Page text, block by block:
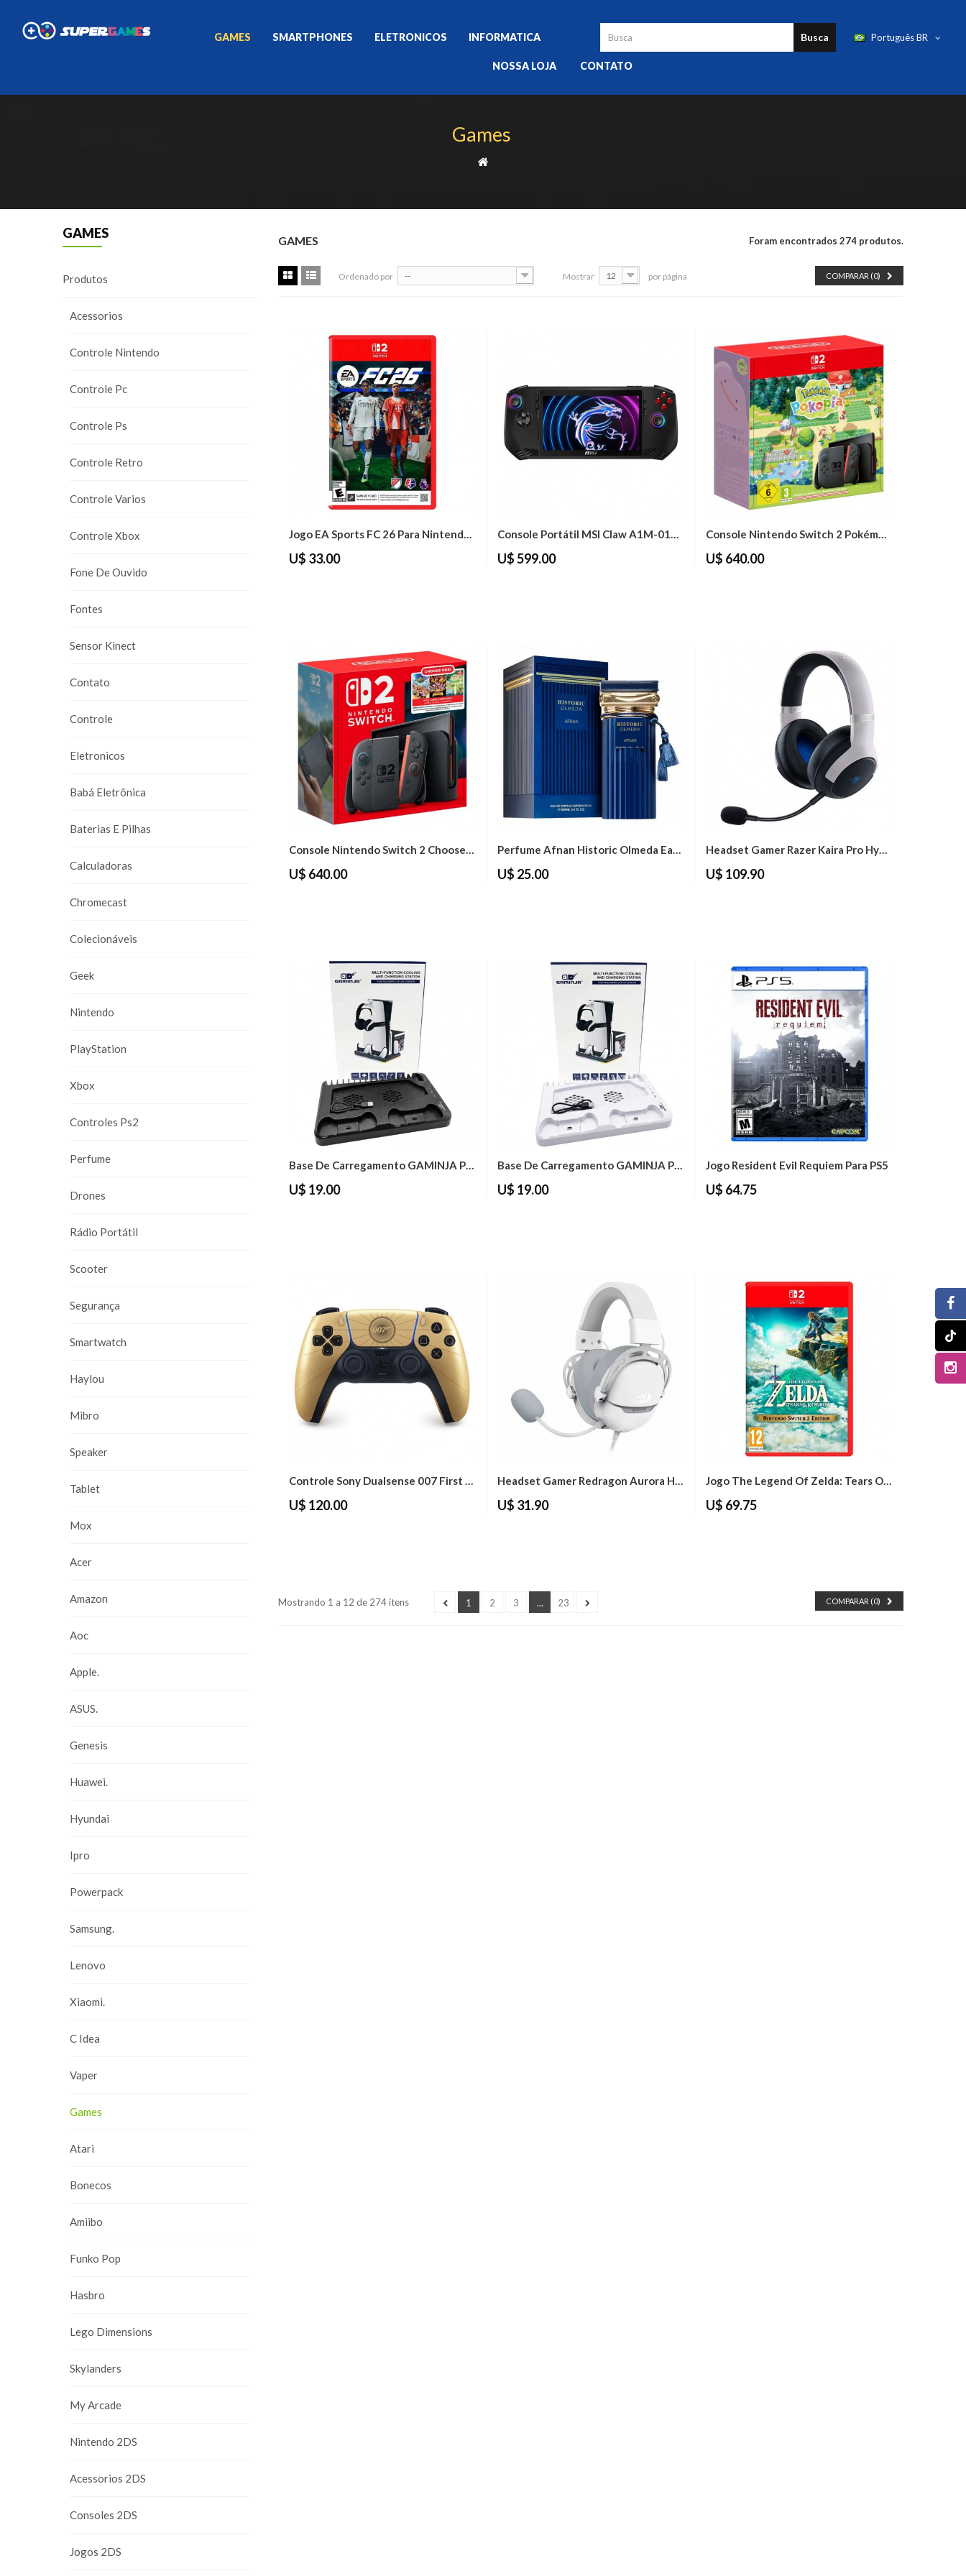
Português BR
Busca
GAMES SMARTPHONES ELETRONICOS INFORMATICA
NOSSA LOJA CONTATO
Games
GAMES
Produtos
Acessorios
Controle Nintendo
Controle Pc
Controle Ps
Controle Retro
Controle Varios
Controle Xbox
Fone De Ouvido
Fontes
Sensor Kinect
Contato
Controle
Eletronicos
Babá Eletrônica
Baterias E Pilhas
Calculadoras
Chromecast
Colecionáveis
Geek
Nintendo
PlayStation
Xbox
Controles Ps2
Perfume
Drones
Rádio Portátil
Scooter
Segurança
Smartwatch
Haylou
Mibro
Speaker
Tablet
Mox
Acer
Amazon
Aoc
Apple.
ASUS.
Genesis
Huawei.
Hyundai
Ipro
Powerpack
Samsung.
Lenovo
Xiaomi.
C Idea
Vaper
Games
Atari
Bonecos
Amiibo
Funko Pop
Hasbro
Lego Dimensions
Skylanders
My Arcade
Nintendo 2DS
Acessorios 2DS
Consoles 2DS
Jogos 2DS
GAMES Foram encontrados 274 produtos.
COMPARAR (0)
Ordenado por -- Mostrar 12 por página
Jogo EA Sports FC 26 Para Nintendo Switch 2
U$ 33.00
Console Portátil MSI Claw A1M-016UK 7"...
U$ 599.00
Console Nintendo Switch 2 Pokémon Pokopia...
U$ 640.00
Console Nintendo Switch 2 Choose Your Game...
U$ 640.00
Perfume Afnan Historic Olmeda Eau De...
U$ 25.00
Headset Gamer Razer Kaira Pro Hyperspeed...
U$ 109.90
Base De Carregamento GAMINJA P58...
U$ 19.00
Base De Carregamento GAMINJA P58...
U$ 19.00
Jogo Resident Evil Requiem Para PS5
U$ 64.75
Controle Sony Dualsense 007 First Light...
U$ 120.00
Headset Gamer Redragon Aurora H376WG USB -...
U$ 31.90
Jogo The Legend Of Zelda: Tears Of The...
U$ 69.75
COMPARAR (0)
1 2 3 ... 23
Mostrando 1 a 12 de 274 itens